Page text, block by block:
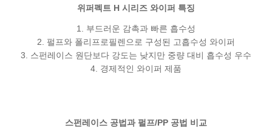
위퍼펙트 H 시리즈 와이퍼 특징
1. 부드러운 감촉과 빠른 흡수성
2. 펄프와 폴리프로필렌으로 구성된 고흡수성 와이퍼
3. 스펀레이스 원단보다 강도는 낮지만 중량 대비 흡수성 우수
4. 경제적인 와이퍼 제품
스펀레이스 공법과 펄프/PP 공법 비교